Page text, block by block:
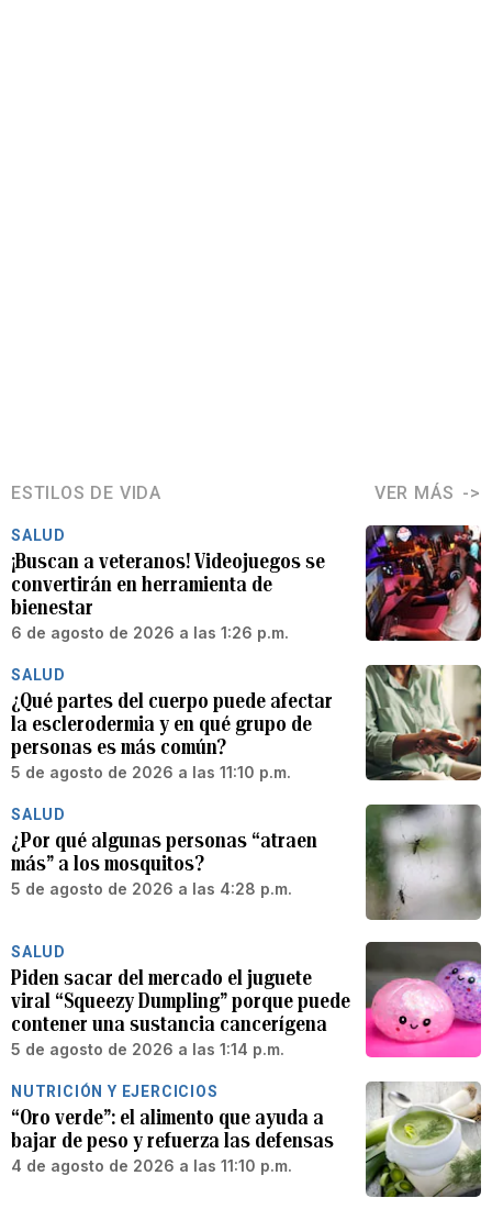
ESTILOS DE VIDA VER MÁS
SALUD
¡Buscan a veteranos! Videojuegos se
convertirán en herramienta de
bienestar
6 de agosto de 2026 a las 1:26 p.m.
SALUD
¿Qué partes del cuerpo puede afectar
la esclerodermia y en qué grupo de
personas es más común?
5 de agosto de 2026 a las 11:10 p.m.
SALUD
¿Por qué algunas personas “atraen
más” a los mosquitos?
5 de agosto de 2026 a las 4:28 p.m.
SALUD
Piden sacar del mercado el juguete
viral “Squeezy Dumpling” porque puede
contener una sustancia cancerígena
5 de agosto de 2026 a las 1:14 p.m.
NUTRICIÓN Y EJERCICIOS
“Oro verde”: el alimento que ayuda a
bajar de peso y refuerza las defensas
4 de agosto de 2026 a las 11:10 p.m.